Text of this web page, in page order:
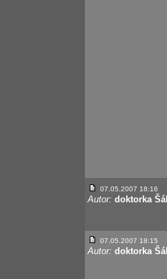
07.05.2007 18:16
Autor: doktorka
07.05.2007 18:15
Autor: doktorka